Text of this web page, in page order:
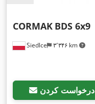
Siedlce ۳٬۳۴۶ km
CORMAK BDS 6x9
درخواست کردن